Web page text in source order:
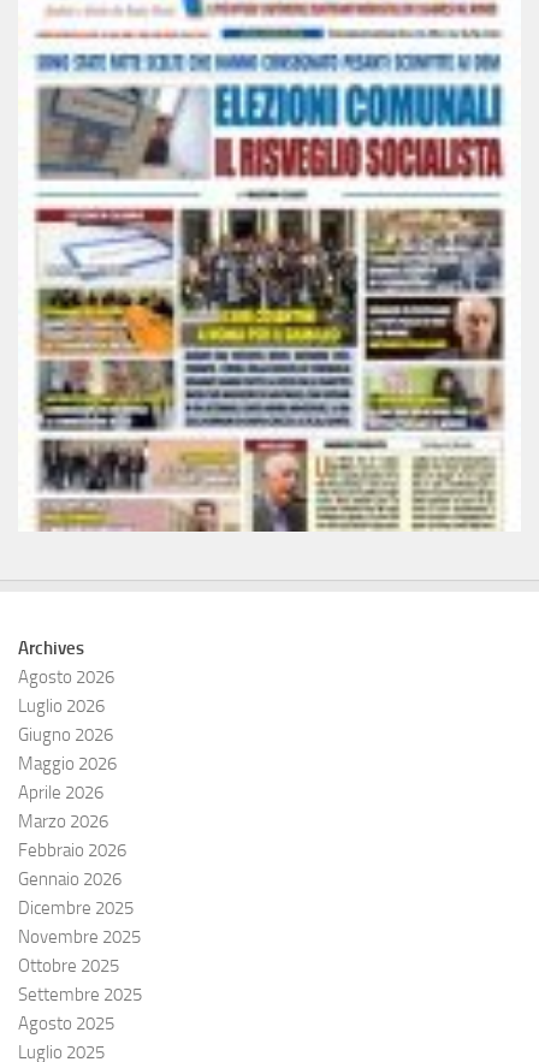
Archives
Agosto 2026
Luglio 2026
Giugno 2026
Maggio 2026
Aprile 2026
Marzo 2026
Febbraio 2026
Gennaio 2026
Dicembre 2025
Novembre 2025
Ottobre 2025
Settembre 2025
Agosto 2025
Luglio 2025